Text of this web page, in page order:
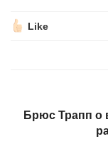
Like
Брюс Трапп о